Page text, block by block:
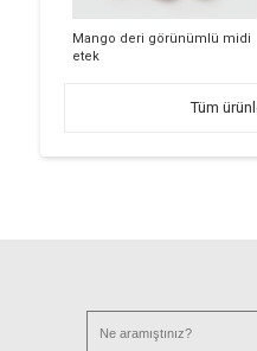
Mango deri görünümlü midi
etek
Tüm